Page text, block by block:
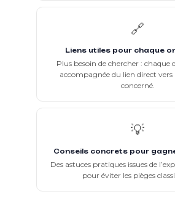
🔗
Liens utiles pour chaque
Plus besoin de chercher : chaque
accompagnée du lien direct vers
concerné.
💡
Conseils concrets pour
Des astuces pratiques issues de
pour éviter les pièges